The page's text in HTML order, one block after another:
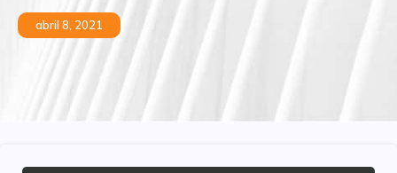
abril 8, 2021